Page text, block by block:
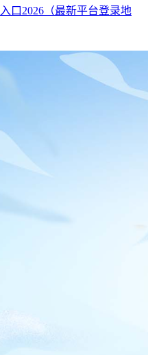
口2026（最新平台登录地